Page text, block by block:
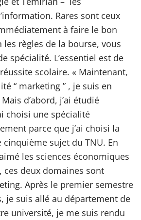
Rares sont ceux
à faire le bon
les règles de la bourse, vous
spécialité. L’essentiel est de
scolaire. « Maintenant,
“ marketing ” , je suis en
d’abord, j’ai étudié
choisi une spécialité
parce que j’ai choisi la
sujet du TNU. En
les sciences économiques
ces deux domaines sont
Après le premier semestre
je suis allé au département de
université, je me suis rendu